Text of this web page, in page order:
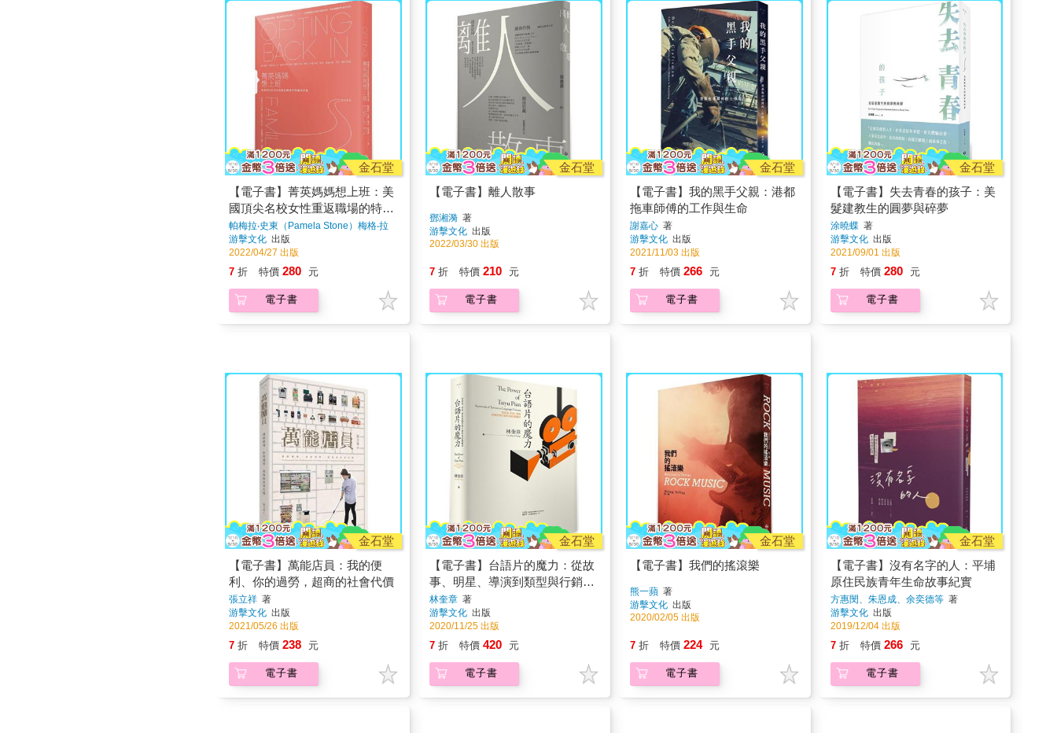
金石堂
【電子書】菁英媽媽想上班：美
國頂尖名校女性重返職場的特權
與矛盾
帕梅拉‧史東（Pamela Stone）梅格‧拉
芙蕎（Meg Lovejoy）
游擊文化 出版
2022/04/27 出版
7 折 特價 280 元
電子書
金石堂
【電子書】離人散事
鄧湘漪著
游擊文化 出版
2022/03/30 出版
7 折 特價 210 元
電子書
金石堂
【電子書】我的黑手父親：港都
拖車師傅的工作與生命
謝嘉心著
游擊文化 出版
2021/11/03 出版
7 折 特價 266 元
電子書
金石堂
【電子書】失去青春的孩子：美
髮建教生的圓夢與碎夢
涂曉蝶著
游擊文化 出版
2021/09/01 出版
7 折 特價 280 元
電子書
金石堂
【電子書】萬能店員：我的便
利、你的過勞，超商的社會代價
張立祥 著
游擊文化 出版
2021/05/26 出版
7 折 特價 238 元
電子書
金石堂
【電子書】台語片的魔力：從故
事、明星、導演到類型與行銷的
電影關鍵詞
林奎章著
游擊文化 出版
2020/11/25 出版
7 折 特價 420 元
電子書
金石堂
【電子書】我們的搖滾樂
熊一蘋著
游擊文化 出版
2020/02/05 出版
7 折 特價 224 元
電子書
金石堂
【電子書】沒有名字的人：平埔
原住民族青年生命故事紀實
方惠閔、朱恩成、余奕德等著
游擊文化 出版
2019/12/04 出版
7 折 特價 266 元
電子書